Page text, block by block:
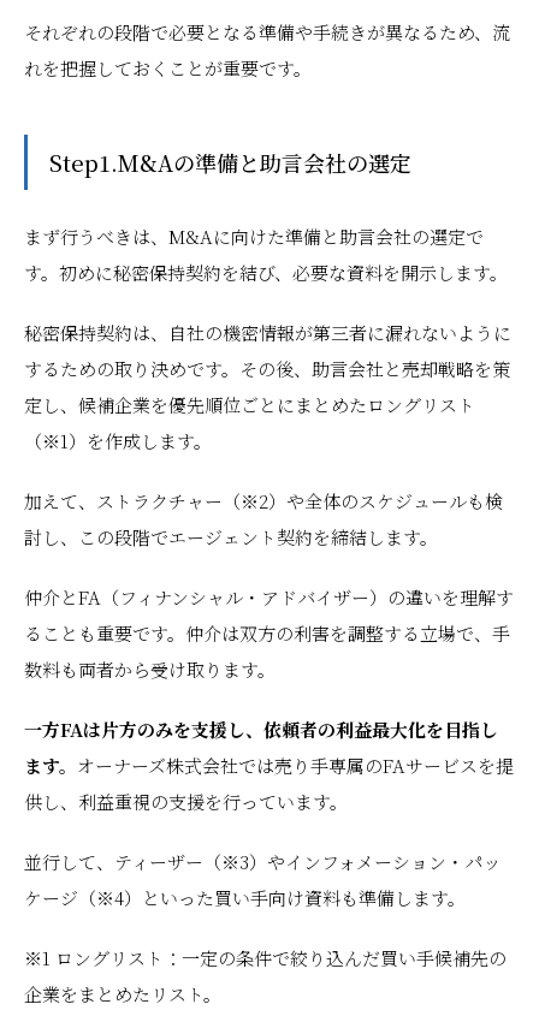
それぞれの段階で必要となる準備や手続きが異なるため、流
れを把握しておくことが重要です。
Step1.M&Aの準備と助言会社の選定
まず行うべきは、M&Aに向けた準備と助言会社の選定で
す。初めに秘密保持契約を結び、必要な資料を開示します。
秘密保持契約は、自社の機密情報が第三者に漏れないように
するための取り決めです。その後、助言会社と売却戦略を策
定し、候補企業を優先順位ごとにまとめたロングリスト
（※1）を作成します。
加えて、ストラクチャー（※2）や全体のスケジュールも検
討し、この段階でエージェント契約を締結します。
仲介とFA（フィナンシャル・アドバイザー）の違いを理解す
ることも重要です。仲介は双方の利害を調整する立場で、手
数料も両者から受け取ります。
一方FAは片方のみを支援し、依頼者の利益最大化を目指し
ます。 オーナーズ株式会社では売り手専属のFAサービスを提
供し、利益重視の支援を行っています。
並行して、ティーザー（※3）やインフォメーション・パッ
ケージ（※4）といった買い手向け資料も準備します。
※1 ロングリスト：一定の条件で絞り込んだ買い手候補先の
企業をまとめたリスト。